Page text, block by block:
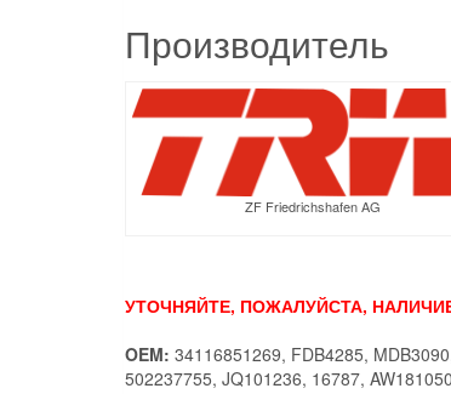
Производитель
ZF Friedrichshafen AG
УТОЧНЯЙТЕ, ПОЖАЛУЙСТА,
OEM: 34116851269, FDB4285,
502237755, JQ101236, 16787,